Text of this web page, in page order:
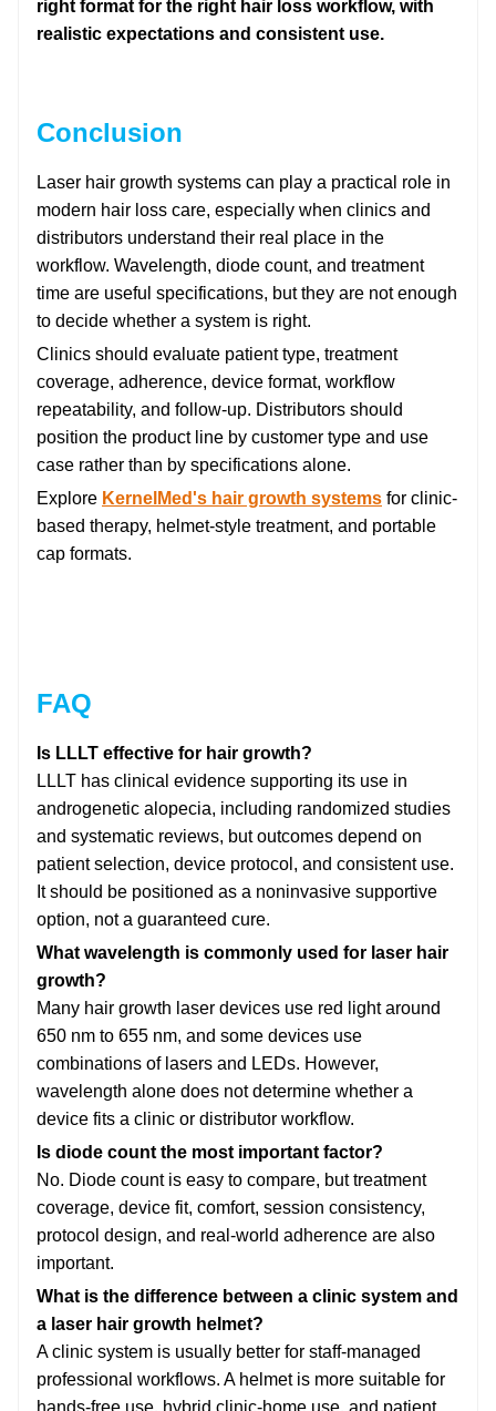
right format for the right hair loss workflow, with
realistic expectations and consistent use.
Conclusion
Laser hair growth systems can play a practical role in
modern hair loss care, especially when clinics and
distributors understand their real place in the
workflow. Wavelength, diode count, and treatment
time are useful specifications, but they are not enough
to decide whether a system is right.
Clinics should evaluate patient type, treatment
coverage, adherence, device format, workflow
repeatability, and follow-up. Distributors should
position the product line by customer type and use
case rather than by specifications alone.
Explore KernelMed's hair growth systems for clinic-
based therapy, helmet-style treatment, and portable
cap formats.
FAQ
Is LLLT effective for hair growth?
LLLT has clinical evidence supporting its use in
androgenetic alopecia, including randomized studies
and systematic reviews, but outcomes depend on
patient selection, device protocol, and consistent use.
It should be positioned as a noninvasive supportive
option, not a guaranteed cure.
What wavelength is commonly used for laser hair
growth?
Many hair growth laser devices use red light around
650 nm to 655 nm, and some devices use
combinations of lasers and LEDs. However,
wavelength alone does not determine whether a
device fits a clinic or distributor workflow.
Is diode count the most important factor?
No. Diode count is easy to compare, but treatment
coverage, device fit, comfort, session consistency,
protocol design, and real-world adherence are also
important.
What is the difference between a clinic system and
a laser hair growth helmet?
A clinic system is usually better for staff-managed
professional workflows. A helmet is more suitable for
hands-free use, hybrid clinic-home use, and patient